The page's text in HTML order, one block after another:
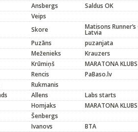
Ansbergs
Saldus OK
Veips
Skore Matisons
Latvia
Puzāns
puzanjata
Meženieks
Krauzers
Krūmiņš
MARATONA
Rencis
PaBaso.lv
Rukmanis
Allens
Labs starts
Homjaks
MARATONA KLUBS
Šenbergs
Ivanovs
BTA